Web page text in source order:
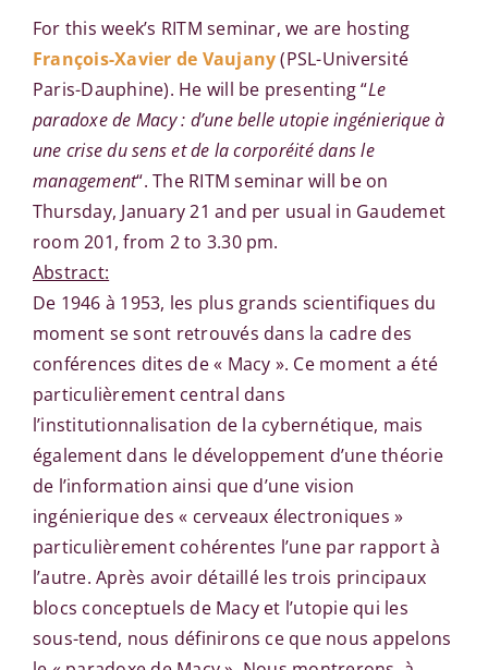
For this week’s RITM seminar, we are hosting
François-Xavier de Vaujany(PSL-Université
Paris-Dauphine). He will be presenting “Le
paradoxe de Macy : d’une belle utopie ingénierique à
une crise du sens et de la corporéité dans le
management“. The RITM seminar will be on
Thursday, January 21 and per usual in Gaudemet
room 201, from 2 to 3.30 pm.
Abstract:
De 1946 à 1953, les plus grands scientifiques du
moment se sont retrouvés dans la cadre des
conférences dites de « Macy ». Ce moment a été
particulièrement central dans
l’institutionnalisation de la cybernétique, mais
également dans le développement d’une théorie
de l’information ainsi que d’une vision
ingénierique des « cerveaux électroniques »
particulièrement cohérentes l’une par rapport à
l’autre. Après avoir détaillé les trois principaux
blocs conceptuels de Macy et l’utopie qui les
sous-tend, nous définirons ce que nous appelons